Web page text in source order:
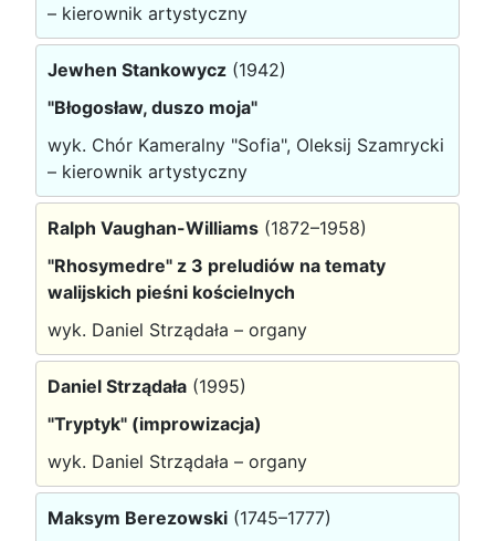
– kierownik artystyczny
Jewhen Stankowycz (1942)
"Błogosław, duszo moja"
wyk. Chór Kameralny "Sofia", Oleksij Szamrycki
– kierownik artystyczny
Ralph Vaughan-Williams (1872–1958)
"Rhosymedre" z 3 preludiów na tematy
walijskich pieśni kościelnych
wyk. Daniel Strządała – organy
Daniel Strządała (1995)
"Tryptyk" (improwizacja)
wyk. Daniel Strządała – organy
Maksym Berezowski (1745–1777)